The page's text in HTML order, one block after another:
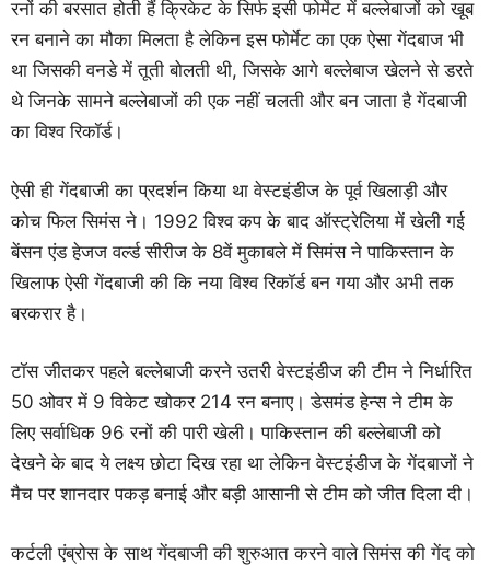
रनों की बरसात होती हैं क्रिकेट के सिर्फ इसी फोर्मेट में बल्लेबाजों को खूब
रन बनाने का मौका मिलता है लेकिन इस फोर्मेट का एक ऐसा गेंदबाज भी
था जिसकी वनडे में तूती बोलती थी, जिसके आगे बल्लेबाज खेलने से डरते
थे जिनके सामने बल्लेबाजों की एक नहीं चलती और बन जाता है गेंदबाजी
का विश्व रिकॉर्ड।
ऐसी ही गेंदबाजी का प्रदर्शन किया था वेस्टइंडीज के पूर्व खिलाड़ी और
कोच फिल सिमंस ने। 1992 विश्व कप के बाद ऑस्ट्रेलिया में खेली गई
बेंसन एंड हेजज वर्ल्ड सीरीज के 8वें मुकाबले में सिमंस ने पाकिस्तान के
खिलाफ ऐसी गेंदबाजी की कि नया विश्व रिकॉर्ड बन गया और अभी तक
बरकरार है।
टॉस जीतकर पहले बल्लेबाजी करने उतरी वेस्टइंडीज की टीम ने निर्धारित
50 ओवर में 9 विकेट खोकर 214 रन बनाए। डेसमंड हेन्स ने टीम के
लिए सर्वाधिक 96 रनों की पारी खेली। पाकिस्तान की बल्लेबाजी को
देखने के बाद ये लक्ष्य छोटा दिख रहा था लेकिन वेस्टइंडीज के गेंदबाजों ने
मैच पर शानदार पकड़ बनाई और बड़ी आसानी से टीम को जीत दिला दी।
कर्टली एंब्रोस के साथ गेंदबाजी की शुरुआत करने वाले सिमंस की गेंद को